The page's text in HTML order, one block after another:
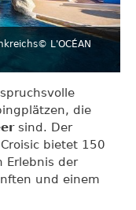
© L'OCÉAN
die
sind. Der
bietet 150
Erlebnis der
und einem